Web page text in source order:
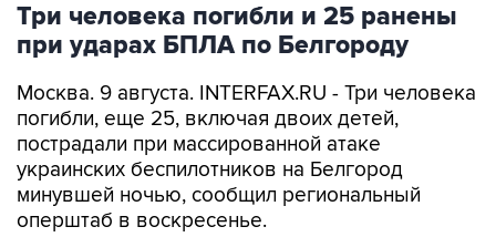
Три человека погибли и 25 ранены
при ударах БПЛА по Белгороду
Москва. 9 августа. INTERFAX.RU - Три человека
погибли, еще 25, включая двоих детей,
пострадали при массированной атаке
украинских беспилотников на Белгород
минувшей ночью, сообщил региональный
оперштаб в воскресенье.